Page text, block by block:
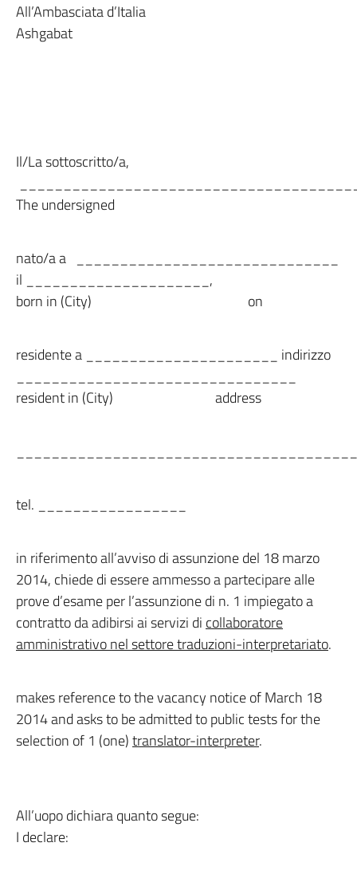
All’Ambasciata d’Italia
Ashgabat
Il/La sottoscritto/a,
The undersigned
nato/a a ______________________________
il _____________________,
born in (City) on
residente a ______________________ indirizzo
resident in (City) address
tel. _________________
in riferimento all’avviso di assunzione del 18 marzo
2014, chiede di essere ammesso a partecipare alle
prove d’esame per l’assunzione di n. 1 impiegato a
contratto da adibirsi ai servizi di collaboratore
amministrativo nel settore traduzioni-interpretariato.
makes reference to the vacancy notice of March 18
2014 and asks to be admitted to public tests for the
selection of 1 (one)translator-interpreter.
All’uopo dichiara quanto segue:
I declare: